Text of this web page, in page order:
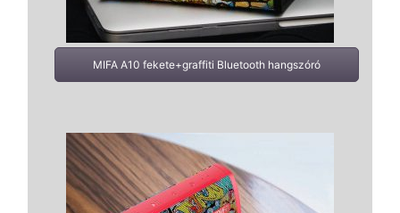
MIFA A10 fekete+graffiti Bluetooth hangszóró